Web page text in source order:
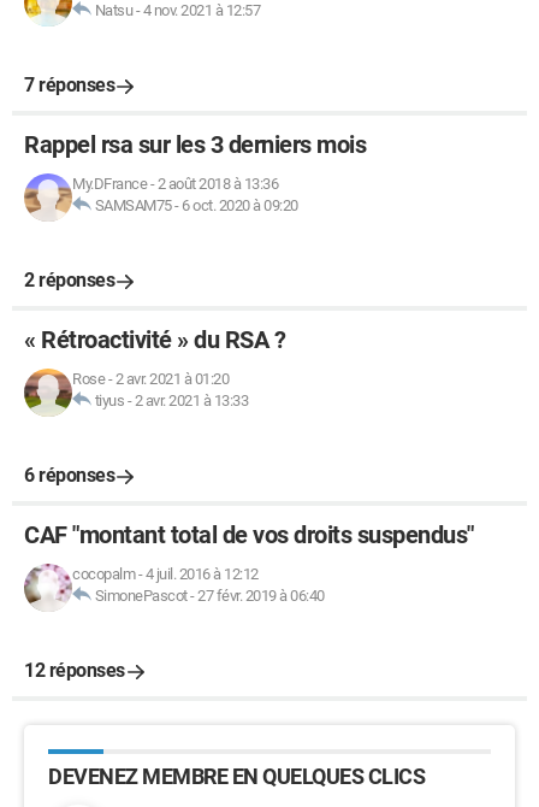
Natsu-4 nov. 2021 à 12:57
7 réponses
Rappel rsa sur les 3 derniers mois
My.DFrance-2 août 2018 à 13:36
SAMSAM75- 6 oct. 2020 à 09:20
2 réponses
« Rétroactivité » du RSA ?
Rose-2 avr. 2021 à 01:20
tiyus -2 avr. 2021 à 13:33
6 réponses
CAF "montant total de vos droits suspendus"
cocopalm-4 juil. 2016 à 12:12
SimonePascot-27 févr. 2019 à 06:40
12 réponses
DEVENEZ MEMBRE EN QUELQUES CLICS